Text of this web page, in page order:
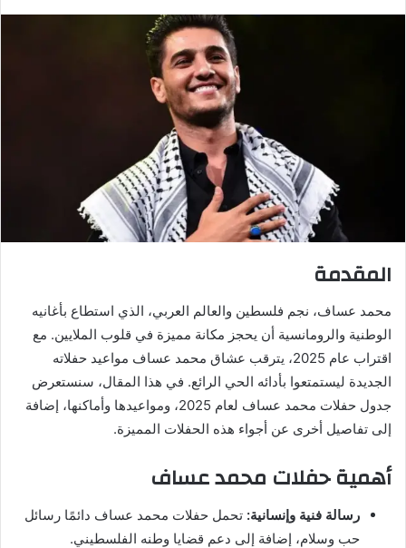
المقدمة
محمد عساف، نجم فلسطين والعالم العربي، الذي استطاع بأغانيه
الوطنية والرومانسية أن يحجز مكانة مميزة في قلوب الملايين. مع
اقتراب عام 2025، يترقب عشاق محمد عساف مواعيد حفلاته
الجديدة ليستمتعوا بأدائه الحي الرائع. في هذا المقال، سنستعرض
جدول حفلات محمد عساف لعام 2025، ومواعيدها وأماكنها، إضافة
إلى تفاصيل أخرى عن أجواء هذه الحفلات المميزة.
أهمية حفلات محمد عساف
رسالة فنية وإنسانية: تحمل حفلات محمد عساف دائمًا رسائل
حب وسلام، إضافة إلى دعم قضايا وطنه الفلسطيني.